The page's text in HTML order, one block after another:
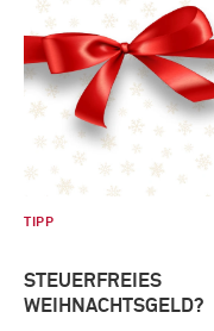
TIPP
STEUERFREIES
WEIHNACHTSGELD?